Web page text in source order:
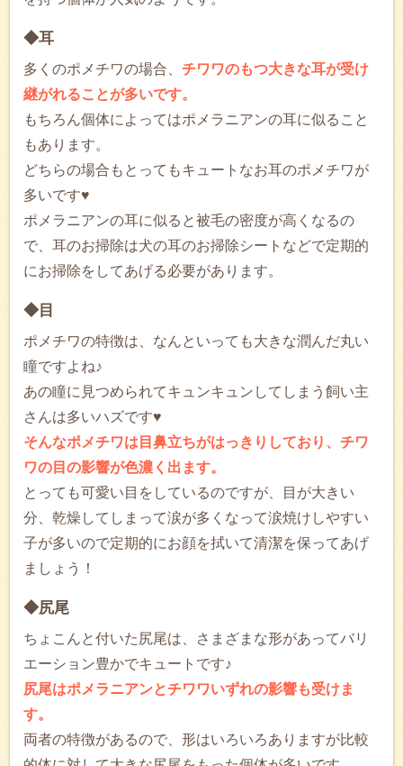
◆耳
多くのポメチワの場合、 チワワのもつ大きな耳が受け
継がれることが多いです。
もちろん個体によってはポメラニアンの耳に似ること
もあります。
どちらの場合もとってもキュートなお耳のポメチワが
多いです♥
ポメラニアンの耳に似ると被毛の密度が高くなるの
で、耳のお掃除は犬の耳のお掃除シートなどで定期的
にお掃除をしてあげる必要があります。
◆目
ポメチワの特徴は、なんといっても大きな潤んだ丸い
瞳ですよね♪
あの瞳に見つめられてキュンキュンしてしまう飼い主
さんは多いハズです♥
そんなポメチワは目鼻立ちがはっきりしており、チワ
ワの目の影響が色濃く出ます。
とっても可愛い目をしているのですが、目が大きい
分、乾燥してしまって涙が多くなって涙焼けしやすい
子が多いので定期的にお顔を拭いて清潔を保ってあげ
ましょう！
◆尻尾
ちょこんと付いた尻尾は、さまざまな形があってバリ
エーション豊かでキュートです♪
尻尾はポメラニアンとチワワいずれの影響も受けま
す。
両者の特徴があるので、形はいろいろありますが比較